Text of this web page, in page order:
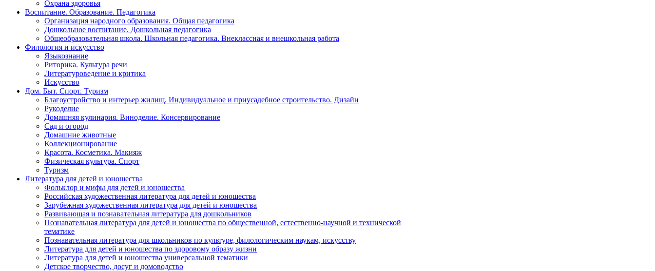
Охрана здоровья
Воспитание. Образование. Педагогика
Организация народного образования. Общая педагогика
Дошкольное воспитание. Дошкольная педагогика
Общеобразовательная школа. Школьная педагогика. Внеклассная и внешкольная работа
Филология и искусство
Языкознание
Риторика. Культура речи
Литературоведение и критика
Искусство
Дом. Быт. Спорт. Туризм
Благоустройство и интерьер жилищ. Индивидуальное и приусадебное строительство. Дизайн
Рукоделие
Домашняя кулинария. Виноделие. Консервирование
Сад и огород
Домашние животные
Коллекционирование
Красота. Косметика. Макияж
Физическая культура. Спорт
Туризм
Литература для детей и юношества
Фольклор и мифы для детей и юношества
Российская художественная литература для детей и юношества
Зарубежная художественная литература для детей и юношества
Развивающая и познавательная литература для дошкольников
Познавательная литература для детей и юношества по общественной, естественно-научной и технической
тематике
Познавательная литература для школьников по культуре, филологическим наукам, искусству
Литература для детей и юношества по здоровому образу жизни
Литература для детей и юношества универсальной тематики
Детское творчество, досуг и домоводство